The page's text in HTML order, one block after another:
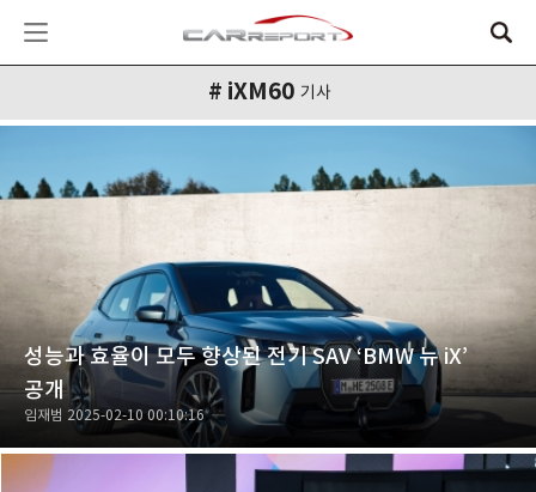
# iXM60 기사
성능과 효율이 모두 향상된 전기 SAV ‘BMW 뉴 iX’
공개
임재범 2025-02-10 00:10:16